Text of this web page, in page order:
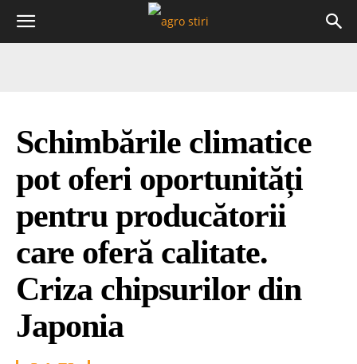
Schimbările climatice
pot oferi oportunități
pentru producătorii
care oferă calitate.
Criza chipsurilor din
Japonia